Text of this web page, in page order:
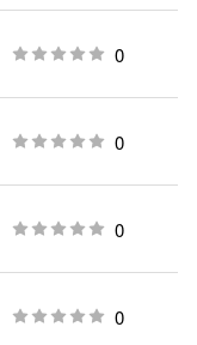
0
0
0
0